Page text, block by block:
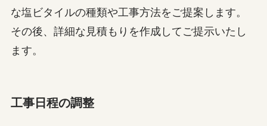
な塩ビタイルの種類や工事方法をご提案します。
その後、詳細な見積もりを作成してご提示いたし
ます。
工事日程の調整